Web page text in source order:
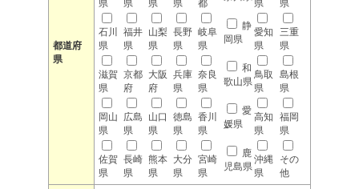
都道府
県
県
県
県
県
都
県
県
石川
県
福井
県
山梨
県
長野
県
岐阜
県
静
岡県
愛知
県
三重
県
滋賀
県
京都
府
大阪
府
兵庫
県
奈良
県
和
歌山県
鳥取
県
島根
県
岡山
県
広島
県
山口
県
徳島
県
香川
県
愛
媛県
高知
県
福岡
県
佐賀
県
長崎
県
熊本
県
大分
県
宮崎
県
鹿
児島県
沖縄
県
その
他